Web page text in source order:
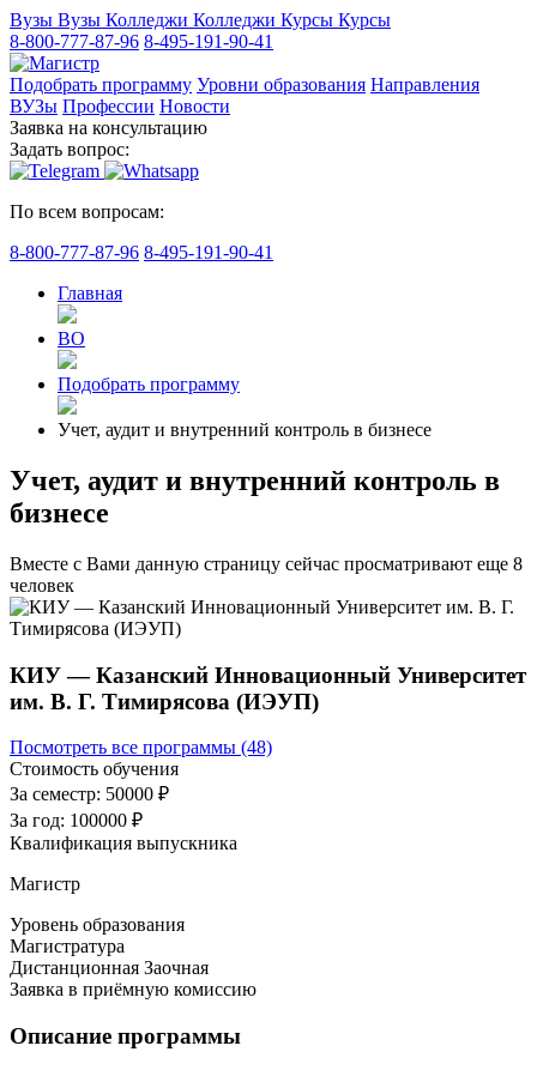
Вузы Вузы Колледжи Колледжи Курсы Курсы
8-800-777-87-96 8-495-191-90-41
Подобрать программу Уровни образования Направления
ВУЗы Профессии Новости
Заявка на консультацию
Задать вопрос:
По всем вопросам:
8-800-777-87-96 8-495-191-90-41
Главная
ВО
Подобрать программу
Учет, аудит и внутренний контроль в бизнесе
Учет, аудит и внутренний контроль в
бизнесе
Вместе с Вами данную страницу сейчас просматривают еще 8
человек
КИУ — Казанский Инновационный Университет
им. В. Г. Тимирясова (ИЭУП)
Посмотреть все программы (48)
Стоимость обучения
За семестр: 50000 ₽
За год: 100000 ₽
Квалификация выпускника
Магистр
Уровень образования
Магистратура
Дистанционная Заочная
Заявка в приёмную комиссию
Описание программы